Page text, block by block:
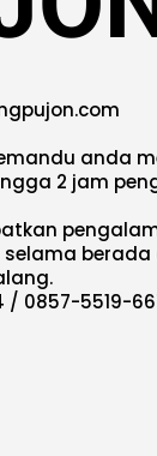
anda
2 jam
berada
/ 0857-5519-